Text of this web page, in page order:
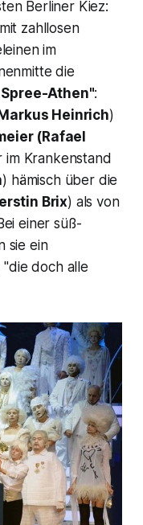
Berliner Kiez:
zahllosen
im
die
Spree-Athen":
Heinrich)
(Rafael
Krankenstand
) hämisch über die
Brix) als von
einer süß-
sie ein
"die doch alle